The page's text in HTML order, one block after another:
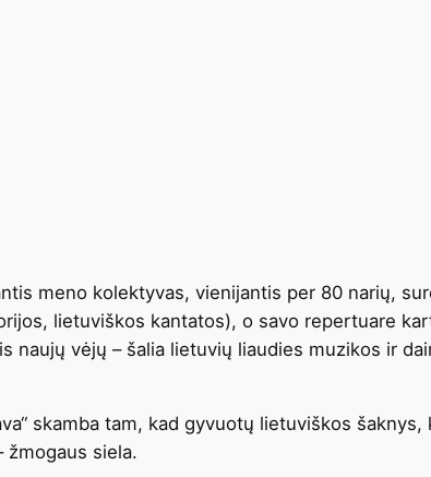
meno kolektyvas, vienijantis per 80 narių,
lietuviškos kantatos), o savo repertuare
naujų vėjų – šalia lietuvių liaudies muzikos ir
skamba tam, kad gyvuotų lietuviškos
žmogaus siela.